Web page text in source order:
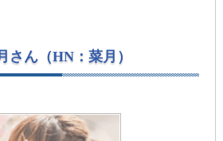
さん（HN：菜月）